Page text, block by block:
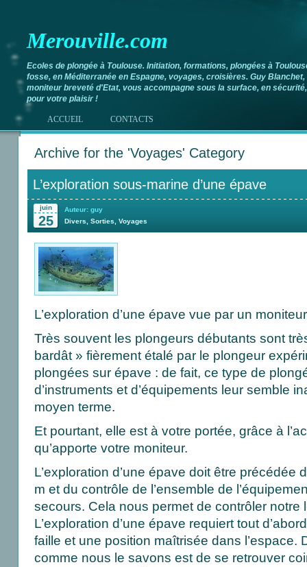
Merouville.com
Ecoles de plongée à Toulouse. Initiation, formations, plongées à
fosse, en Méditerranée en Espagne, voyages, croisières. Guy Blanchet,
moniteur breveté d'Etat, vous accompagne sous la surface, en
pour votre plaisir !
ACCUEIL CONTACTS
Archive for the 'Voyages' Category
L’exploration sous-marine d’une épave
juin
25
Auteur: guy
Divers
Sorties Voyages
L’exploration d’une épave vue par un
Très souvent les plongeurs débutants sont
bardât » fièrement étalé par le plongeur
plongées sur épave : de fait, ce type de
d’instruments et d’équipements leur semble
moyen terme.
Et pourtant, elle est à votre portée, grâce à
qu’apporte votre moniteur.
L’exploration d’une épave doit être précédée
m et du contrôle de l’ensemble de
secours. Cela nous permet de contrôler notre
L’exploration d’une épave requiert tout
faille et une position maîtrisée dans l’espace.
comme nous le savons est de se retrouver